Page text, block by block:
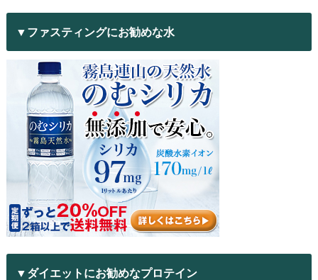
▼ファスティングにお勧めな水
▼ダイエットにお勧めなプロテイン